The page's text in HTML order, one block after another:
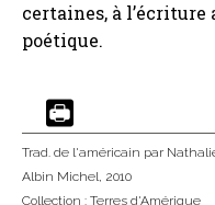
certaines, à l’écriture
poétique.
Trad. de l'américain par
Albin Michel, 2010
Collection : Terres d'Amérique